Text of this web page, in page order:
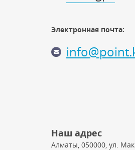
Электронная почта:
Наш адрес
Алматы, 050000, ул.